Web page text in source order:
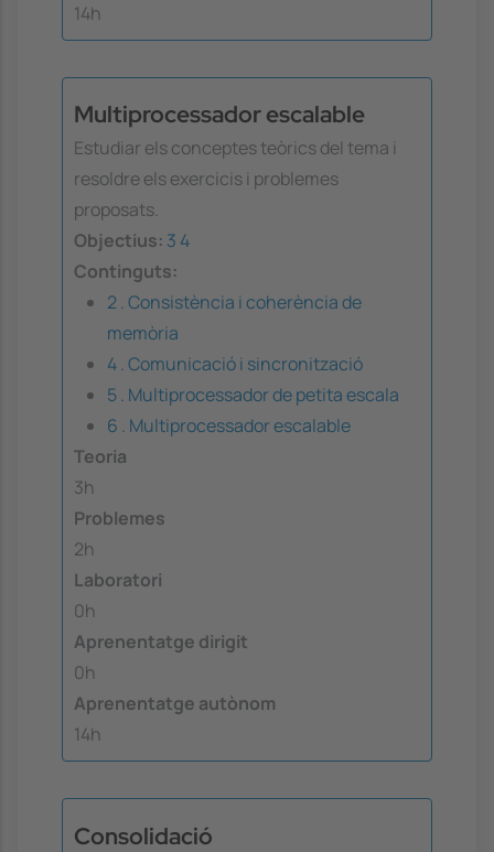
14h
Multiprocessador escalable
Estudiar els conceptes teòrics del tema i
resoldre els exercicis i problemes
proposats.
Objectius: 3 4
Continguts:
2 . Consistència i coherència de
memòria
4 . Comunicació i sincronització
5 . Multiprocessador de petita escala
6 . Multiprocessador escalable
Teoria
3h
Problemes
2h
Laboratori
0h
Aprenentatge dirigit
0h
Aprenentatge autònom
14h
Consolidació